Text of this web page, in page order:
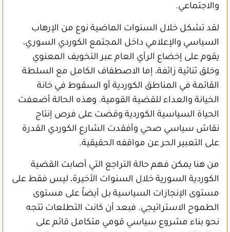
والاجتماعي.
لقد تشكل خلال السنوات الماضية نوع من الإرهاب
السياسي والإعلامي داخل المجتمع الكوردي السوري،
يقوم على إخضاع الرأي العام عبر التخويف المعنوي
وخلق ثنائية زائفة، إما الاصطفاف الكامل مع السلطة
القائمة في المناطق الكوردية أو السقوط في خانة
الخيانة والعداء للقضية القومية. وهذه الحالة أضعفت
الحياة السياسية الكوردية وقضت على فرص إنتاج
نقاش سياسي صحي وأفقدت الشارع الكوردي القدرة
على التعبير الحر عن مواقفه الحقيقية.
من هنا يمكن فهم حالة التراجع التي أصابت القضية
الكوردية السورية خلال السنوات الأخيرة، ليس فقط على
مستوى الإنجازات السياسية بل أيضاً على مستوى
الطموح الاستراتيجي. فبعد أن كانت التطلعات تتجه
نحو بناء مشروع سياسي قومي متكامل قائم على